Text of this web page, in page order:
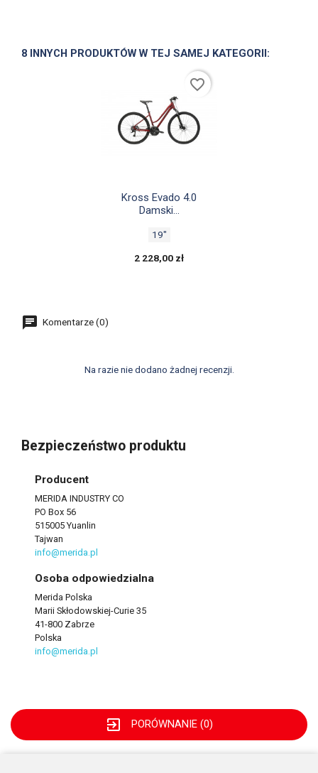
8 INNYCH PRODUKTÓW W TEJ SAMEJ KATEGORII:
Szybki podgląd
Kross Evado 4.0
Damski...
19"
2 228,00 zł
favorite_border
Komentarze (0)
Na razie nie dodano żadnej recenzji.
Bezpieczeństwo produktu
Producent
MERIDA INDUSTRY CO
PO Box 56
515005 Yuanlin
Tajwan
info@merida.pl
Osoba odpowiedzialna
Merida Polska
Marii Skłodowskiej-Curie 35
41-800 Zabrze
Polska
info@merida.pl
exit_to_app PORÓWNANIE (0)